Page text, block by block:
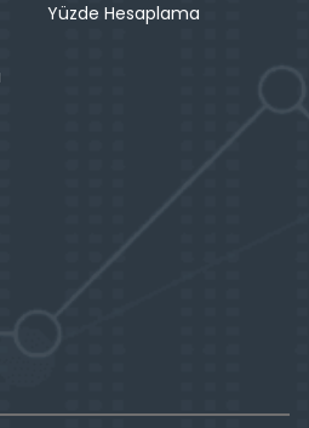
Yüzde Hesaplama